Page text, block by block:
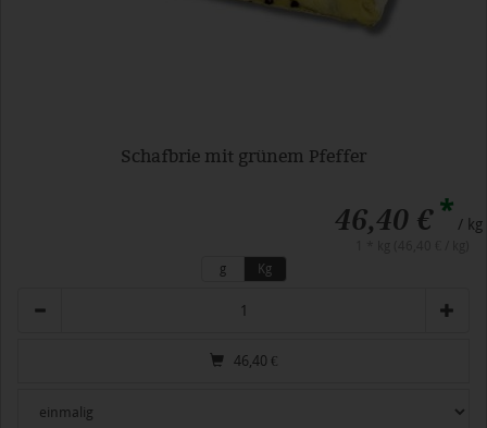
Schafbrie mit grünem Pfeffer
46,40 €* / kg
g
Kg
46,40 €